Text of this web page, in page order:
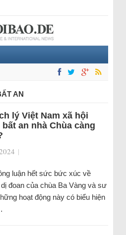
AN
lý Việt Nam xã hội
bất an nhà Chùa càng
|
luận hết sức bức xúc về
đoan của chùa Ba Vàng và sư
hoạt động này có biểu hiện